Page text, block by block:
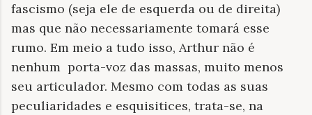
fascismo (seja ele de esquerda ou de direita)
mas que não necessariamente tomará esse
rumo. Em meio a tudo isso, Arthur não é
nenhum porta-voz das massas, muito menos
seu articulador. Mesmo com todas as suas
peculiaridades e esquisitices, trata-se, na